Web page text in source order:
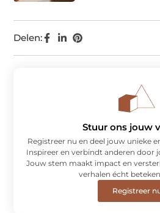
Delen:
Stuur ons jouw
Registreer nu en deel jouw unieke
Inspireer en verbindt anderen door
Jouw stem maakt impact en
verhalen écht
Registreer